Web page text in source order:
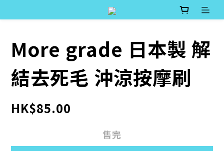
More grade 日本製 解
結去死毛 沖涼按摩刷
HK$85.00
售完